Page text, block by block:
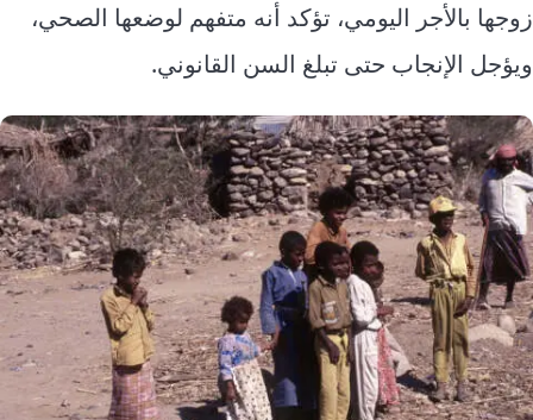
زوجها بالأجر اليومي، تؤكد أنه متفهم لوضعها الصحي،
ويؤجل الإنجاب حتى تبلغ السن القانوني.